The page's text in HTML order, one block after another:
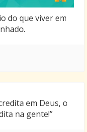
do que viver em
em Deus, o
na gente!”